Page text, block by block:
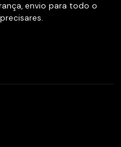
envio para todo o